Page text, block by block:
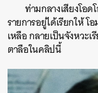
ท่ามกลางเสียงโอ
รายการอยู่ได้เรียกให้
เหลือ กลายเป็นจังหวะ
ตาลือในคลิปนี้